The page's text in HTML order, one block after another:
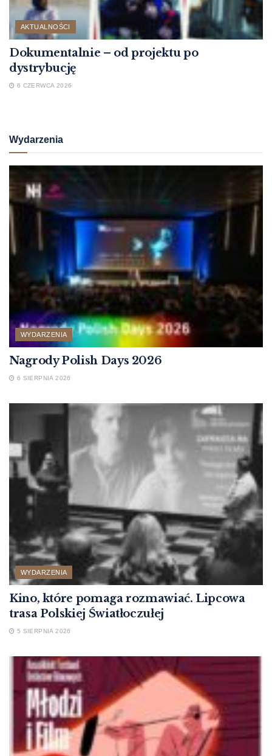
AKTUALNOŚCI
Dokumentalnie – od projektu po
dystrybucję
6 CZERWCA 2026
Wydarzenia
WYDARZENIA
Nagrody Polish Days 2026
6 SIERPNIA 2026
WYDARZENIA
Kino, które pomaga rozmawiać. Lipcowa
trasa Polskiej Światłoczułej
5 SIERPNIA 2026